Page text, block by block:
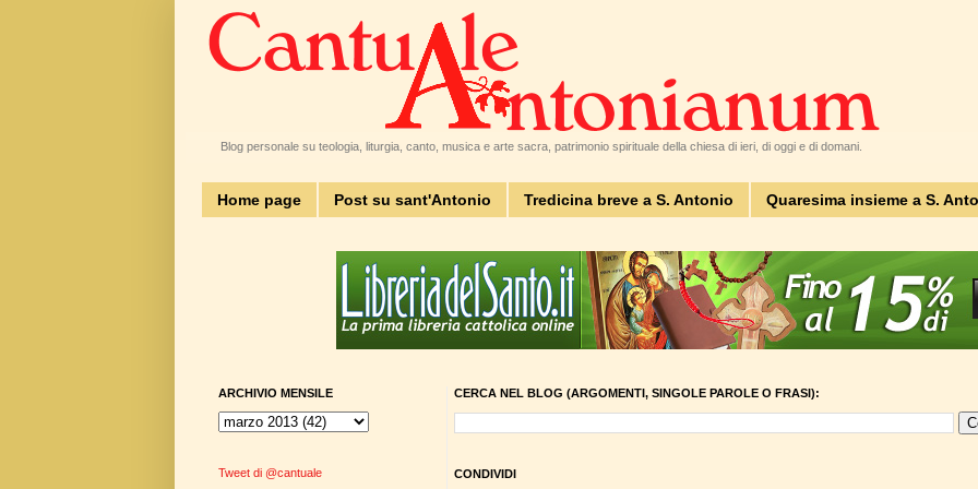
Blog personale su teologia, liturgia, canto, musica e arte sacra, patrimonio spirituale della chiesa di ieri, di oggi e di domani.
Home page Post su sant'Antonio Tredicina breve a S. Antonio Quaresima insieme a S.
CERCA NEL BLOG (ARGOMENTI, SINGOLE PAROLE O FRASI):
CONDIVIDI
ARCHIVIO MENSILE
Tweet di @cantuale